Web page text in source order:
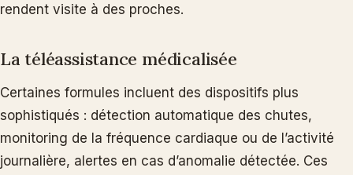
rendent visite à des proches.
La téléassistance médicalisée
Certaines formules incluent des dispositifs plus
sophistiqués : détection automatique des chutes,
monitoring de la fréquence cardiaque ou de l’activité
journalière, alertes en cas d’anomalie détectée. Ces